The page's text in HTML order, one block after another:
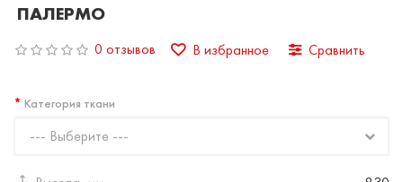
ПАЛЕРМО
0 отзывов В избранное Сравнить
Категория ткани
--- Выберите ---